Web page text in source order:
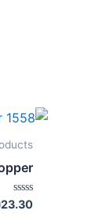
דורג
0
23.30